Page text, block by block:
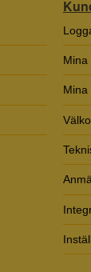
Mina
Mina